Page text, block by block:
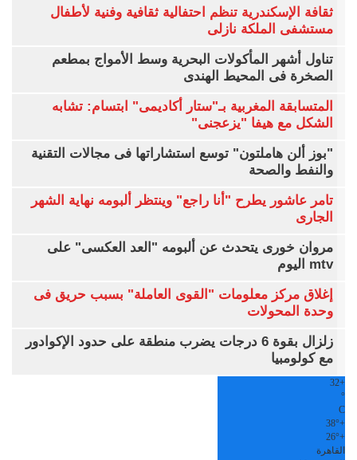
ثقافة الإسكندرية تنظم احتفالية ثقافية وفنية لأطفال
مستشفى الملكة نازلى
تناول أشهر المأكولات البحرية وسط الأمواج بمطعم
الصخرة فى المحيط الهندى
المتسابقة المغربية بـ"ستار أكاديمى" ابتسام: تشابه
الشكل مع هيفا "يزعجنى"
"بوز ألن هاملتون" توسع استشاراتها فى مجالات التقنية
والنفط والصحة
تامر عاشور يطرح "أنا راجع" وينتظر ألبومه نهاية الشهر
الجارى
مروان خورى يتحدث عن ألبومه "العد العكسى" على
mtv اليوم
إغلاق مركز معلومات "القوى العاملة" بسبب حريق فى
وحدة المحولات
زلزال بقوة 6 درجات يضرب منطقة على حدود الإكوادور
مع كولومبيا
+
32
°
C
+
38°
+
26°
القاهرة